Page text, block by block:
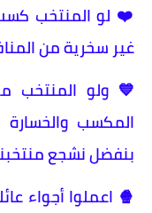
❤️ لو المنتخب
غير سخرية من
💙 ولو المنتخب
المكسب
بنفضل نشجع
🍿 اعملوا أجواء